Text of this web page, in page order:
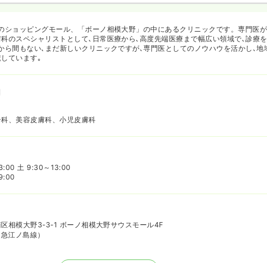
ショッピングモール、「ボーノ相模大野」の中にあるクリニックです。専門医
のスペシャリストとして､日常医療から､高度先端医療まで幅広い領域で､診療
ら間もない､まだ新しいクリニックですが､専門医としてのノウハウを活かし､地
ています｡
、美容皮膚科、小児皮膚科
土 9:30～13:00
相模大野3-3-1 ボーノ相模大野サウスモール4F
江ノ島線）